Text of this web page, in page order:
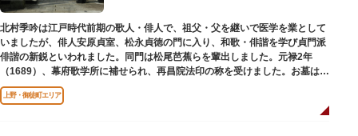
北村季吟は江戸時代前期の歌人・俳人で、祖父・父を継いで医学を業として
いましたが、俳人安原貞室、松永貞徳の門に入り、和歌・俳諧を学び貞門派
俳諧の新鋭といわれました。同門は松尾芭蕉らを輩出しました。元禄2年
（1689）、幕府歌学所に補せられ、再昌院法印の称を受けました。お墓は正
慶寺（しょうけいじ）にあります。
上野・御徒町エリア